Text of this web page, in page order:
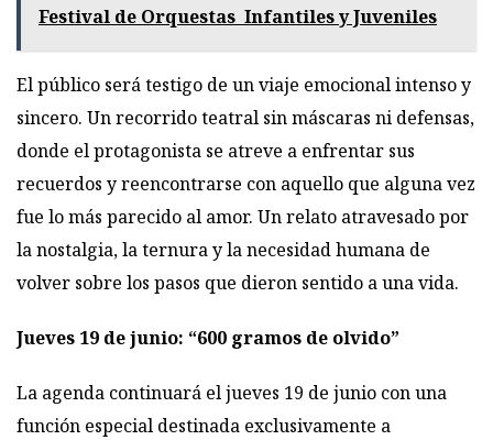
Festival de Orquestas Infantiles y Juveniles
El público será testigo de un viaje emocional intenso y
sincero. Un recorrido teatral sin máscaras ni defensas,
donde el protagonista se atreve a enfrentar sus
recuerdos y reencontrarse con aquello que alguna vez
fue lo más parecido al amor. Un relato atravesado por
la nostalgia, la ternura y la necesidad humana de
volver sobre los pasos que dieron sentido a una vida.
Jueves 19 de junio: “600 gramos de olvido”
La agenda continuará el jueves 19 de junio con una
función especial destinada exclusivamente a